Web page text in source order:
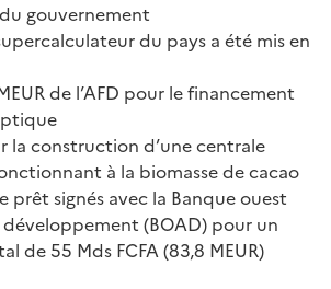
gouvernement
du pays a été mis en
de l’AFD pour le financement
la construction d’une centrale
à la biomasse de cacao
prêt signés avec la Banque ouest
(BOAD) pour un
de 55 Mds FCFA (83,8 MEUR)